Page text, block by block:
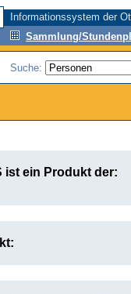
Informationssystem der
Sammlung/
Suche:
ist ein Produkt der: